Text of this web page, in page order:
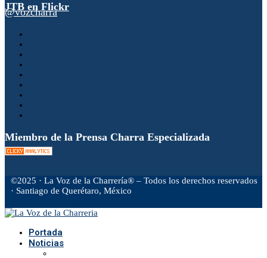
JTB en Flickr
@vozcharra
Miembro de la Prensa Charra Especializada
©2025 · La Voz de la Charrería® – Todos los derechos reservados
· Santiago de Querétaro, México
Portada
Noticias